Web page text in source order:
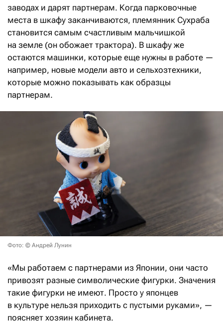
заводах и дарят партнерам. Когда парковочные
места в шкафу заканчиваются, племянник Сухраба
становится самым счастливым мальчишкой
на земле (он обожает трактора). В шкафу же
остаются машинки, которые еще нужны в работе —
например, новые модели авто и сельхозтехники,
которые можно показывать как образцы
партнерам.
Фото: © Андрей Лунин
«Мы работаем с партнерами из Японии, они часто
привозят разные символические фигурки. Значения
такие фигурки не имеют. Просто у японцев
в культуре нельзя приходить с пустыми руками», —
поясняет хозяин кабинета.